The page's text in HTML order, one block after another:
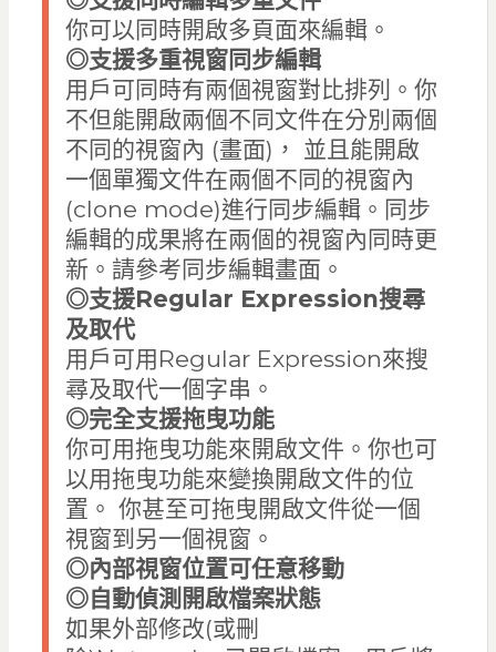
你可以同時開啟多頁面來編輯。
◎支援多重視窗同步編輯
用戶可同時有兩個視窗對比排列。你
不但能開啟兩個不同文件在分別兩個
不同的視窗內 (畫面)， 並且能開啟
一個單獨文件在兩個不同的視窗內
(clone mode)進行同步編輯。同步
編輯的成果將在兩個的視窗內同時更
新。請參考同步編輯畫面。
◎支援Regular Expression搜尋
及取代
用戶可用Regular Expression來搜
尋及取代一個字串。
◎完全支援拖曳功能
你可用拖曳功能來開啟文件。你也可
以用拖曳功能來變換開啟文件的位
置。 你甚至可拖曳開啟文件從一個
視窗到另一個視窗。
◎內部視窗位置可任意移動
◎自動偵測開啟檔案狀態
如果外部修改(或刪